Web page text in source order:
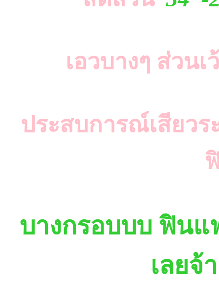
เอวบางๆ ส่วน
ประสบการณ์เสียวร
บางกรอบบบ ฟิน
เลยจ้